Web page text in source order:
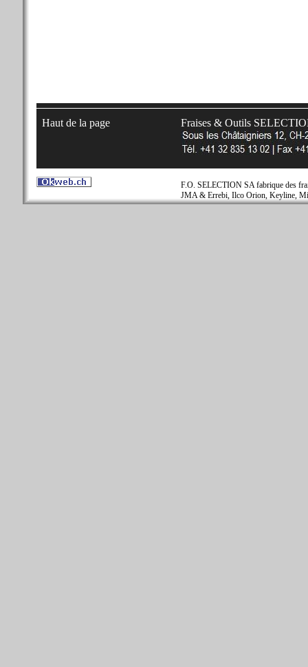
Haut de la page Fraises & Outils
F.O. SELECTION SA fabrique des
JMA & Errebi, Ilco Orion, Keyline,